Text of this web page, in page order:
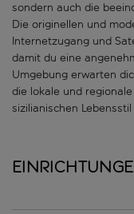
sondern auch die
Die originellen und
Internetzugang und
damit du eine
Umgebung erwarten
die lokale und
sizilianischen